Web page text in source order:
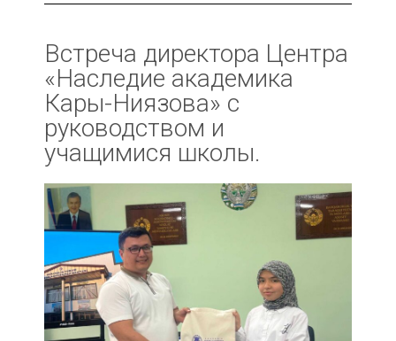
Встреча директора Центра
«Наследие академика
Кары-Ниязова» с
руководством и
учащимися школы.